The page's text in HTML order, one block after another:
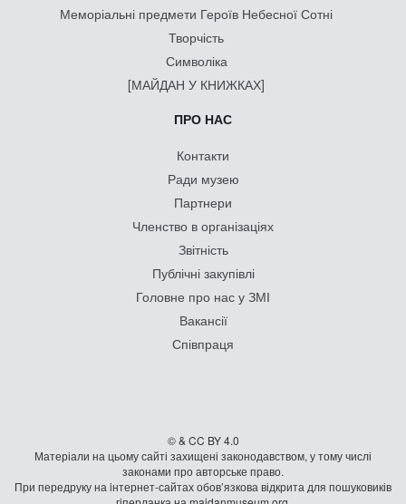
Меморіальні предмети Героїв Небесної Сотні
Творчість
Символіка
[МАЙДАН У КНИЖКАХ]
ПРО НАС
Контакти
Ради музею
Партнери
Членство в організаціях
Звітність
Публічні закупівлі
Головне про нас у ЗМІ
Вакансії
Співпраця
© & CC BY 4.0
Матеріали на цьому сайті захищені законодавством, у тому числі
законами про авторське право.
При передруку на iнтернет-сайтах обов’язкова відкрита для пошуковиків